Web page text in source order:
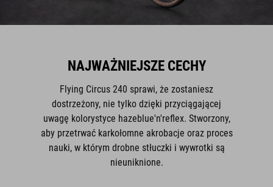
NAJWAŻNIEJSZE CECHY
Flying Circus 240 sprawi, że zostaniesz
dostrzeżony, nie tylko dzięki przyciągającej
uwagę kolorystyce hazeblue'n'reflex. Stworzony,
aby przetrwać karkołomne akrobacje oraz proces
nauki, w którym drobne stłuczki i wywrotki są
nieuniknione.